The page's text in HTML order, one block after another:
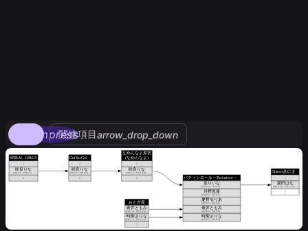
compress
関連項目arrow_drop_down